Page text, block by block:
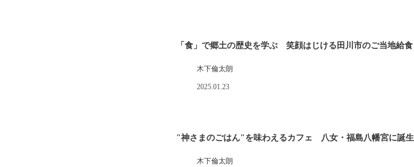
「食」で郷土の歴史を学ぶ 笑顔はじける田川市のご当地給食
木下倫太朗
2025.01.23
"神さまのごはん"を味わえるカフェ 八女・福島八幡宮に誕生
木下倫太朗